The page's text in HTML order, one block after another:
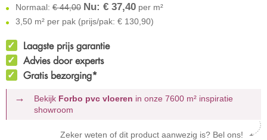
Normaal: € 44,00 Nu: € 37,40 per m²
3,50 m² per pak (prijs/pak: € 130,90)
Laagste prijs garantie
Advies door experts
Gratis bezorging*
Bekijk Forbo pvc vloeren in onze 7600 m² inspiratie
showroom
Zeker weten of dit product aanwezig is? Bel ons!